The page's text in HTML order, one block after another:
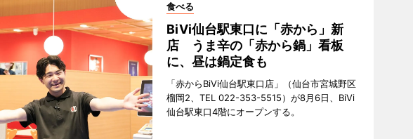
食べる
BiVi仙台駅東口に「赤から」新
店 うま辛の「赤から鍋」看板
に、昼は鍋定食も
「赤からBiVi仙台駅東口店」（仙台市宮城野区
榴岡2、TEL 022-353-5515）が8月6日、BiVi
仙台駅東口4階にオープンする。